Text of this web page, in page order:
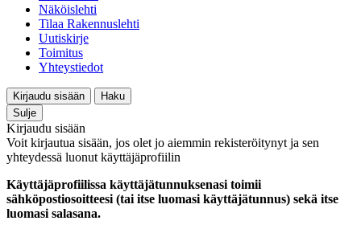
Näköislehti
Tilaa Rakennuslehti
Uutiskirje
Toimitus
Yhteystiedot
Kirjaudu sisään
Haku
Sulje
Kirjaudu sisään
Voit kirjautua sisään, jos olet jo aiemmin rekisteröitynyt ja sen
yhteydessä luonut käyttäjäprofiilin
Käyttäjäprofiilissa käyttäjätunnuksenasi toimii
sähköpostiosoitteesi (tai itse luomasi käyttäjätunnus) sekä itse
luomasi salasana.